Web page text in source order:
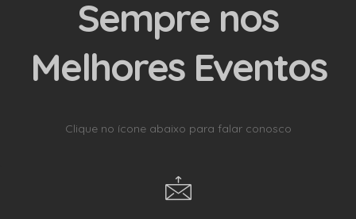
Sempre nos
Melhores Eventos
Clique no ícone abaixo para falar conosco